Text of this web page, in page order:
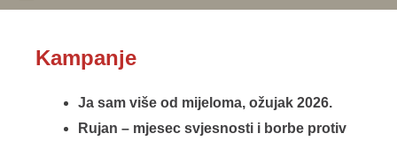
Kampanje
Ja sam više od mijeloma, ožujak 2026.
Rujan – mjesec svjesnosti i borbe protiv